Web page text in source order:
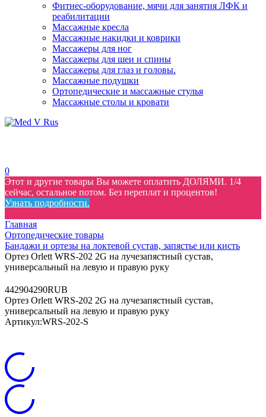
Фитнес-оборудование, мячи для занятия ЛФК и
реабилитации
Массажные кресла
Массажные накидки и коврики
Массажеры для ног
Массажеры для шеи и спины
Массажеры для глаз и головы.
Массажные подушки
Ортопедические и массажные стулья
Массажные столы и кровати
0
Этот и другие товары Вы можете оплатить ДОЛЯМИ. 1/4
сейчас, остальное потом. Без переплат и процентов!
Узнать подробности.
Главная
Ортопедические товары
Бандажи и ортезы на локтевой сустав, запястье или кисть
Ортез Orlett WRS-202 2G на лучезапястный сустав,
универсальный на левую и правую руку
442904290RUB
Ортез Orlett WRS-202 2G на лучезапястный сустав,
универсальный на левую и правую руку
Артикул:WRS-202-S